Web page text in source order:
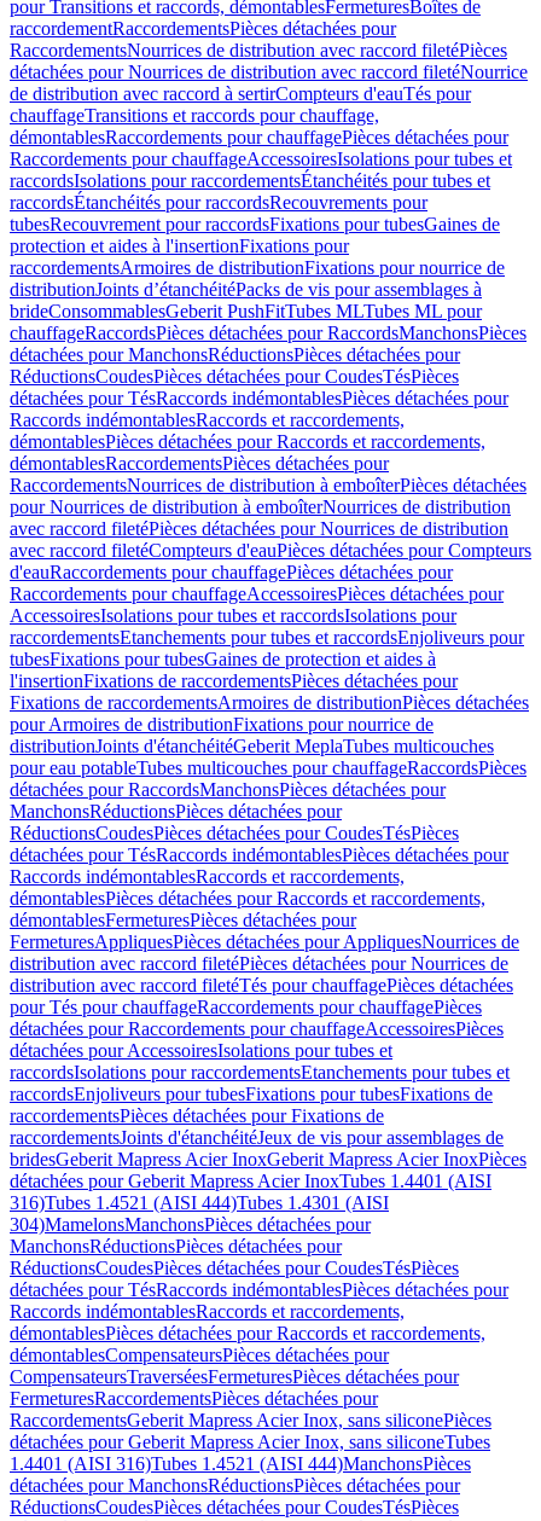
pour Transitions et raccords, démontablesFermeturesBoîtes de
raccordementRaccordementsPièces détachées pour
RaccordementsNourrices de distribution avec raccord filetéPièces
détachées pour Nourrices de distribution avec raccord filetéNourrice
de distribution avec raccord à sertirCompteurs d'eauTés pour
chauffageTransitions et raccords pour chauffage,
démontablesRaccordements pour chauffagePièces détachées pour
Raccordements pour chauffageAccessoiresIsolations pour tubes et
raccordsIsolations pour raccordementsÉtanchéités pour tubes et
raccordsÉtanchéités pour raccordsRecouvrements pour
tubesRecouvrement pour raccordsFixations pour tubesGaines de
protection et aides à l'insertionFixations pour
raccordementsArmoires de distributionFixations pour nourrice de
distributionJoints d’étanchéitéPacks de vis pour assemblages à
brideConsommablesGeberit PushFitTubes MLTubes ML pour
chauffageRaccordsPièces détachées pour RaccordsManchonsPièces
détachées pour ManchonsRéductionsPièces détachées pour
RéductionsCoudesPièces détachées pour CoudesTésPièces
détachées pour TésRaccords indémontablesPièces détachées pour
Raccords indémontablesRaccords et raccordements,
démontablesPièces détachées pour Raccords et raccordements,
démontablesRaccordementsPièces détachées pour
RaccordementsNourrices de distribution à emboîterPièces détachées
pour Nourrices de distribution à emboîterNourrices de distribution
avec raccord filetéPièces détachées pour Nourrices de distribution
avec raccord filetéCompteurs d'eauPièces détachées pour Compteurs
d'eauRaccordements pour chauffagePièces détachées pour
Raccordements pour chauffageAccessoiresPièces détachées pour
AccessoiresIsolations pour tubes et raccordsIsolations pour
raccordementsEtanchements pour tubes et raccordsEnjoliveurs pour
tubesFixations pour tubesGaines de protection et aides à
l'insertionFixations de raccordementsPièces détachées pour
Fixations de raccordementsArmoires de distributionPièces détachées
pour Armoires de distributionFixations pour nourrice de
distributionJoints d'étanchéitéGeberit MeplaTubes multicouches
pour eau potableTubes multicouches pour chauffageRaccordsPièces
détachées pour RaccordsManchonsPièces détachées pour
ManchonsRéductionsPièces détachées pour
RéductionsCoudesPièces détachées pour CoudesTésPièces
détachées pour TésRaccords indémontablesPièces détachées pour
Raccords indémontablesRaccords et raccordements,
démontablesPièces détachées pour Raccords et raccordements,
démontablesFermeturesPièces détachées pour
FermeturesAppliquesPièces détachées pour AppliquesNourrices de
distribution avec raccord filetéPièces détachées pour Nourrices de
distribution avec raccord filetéTés pour chauffagePièces détachées
pour Tés pour chauffageRaccordements pour chauffagePièces
détachées pour Raccordements pour chauffageAccessoiresPièces
détachées pour AccessoiresIsolations pour tubes et
raccordsIsolations pour raccordementsEtanchements pour tubes et
raccordsEnjoliveurs pour tubesFixations pour tubesFixations de
raccordementsPièces détachées pour Fixations de
raccordementsJoints d'étanchéitéJeux de vis pour assemblages de
bridesGeberit Mapress Acier InoxGeberit Mapress Acier InoxPièces
détachées pour Geberit Mapress Acier InoxTubes 1.4401 (AISI
316)Tubes 1.4521 (AISI 444)Tubes 1.4301 (AISI
304)MamelonsManchonsPièces détachées pour
ManchonsRéductionsPièces détachées pour
RéductionsCoudesPièces détachées pour CoudesTésPièces
détachées pour TésRaccords indémontablesPièces détachées pour
Raccords indémontablesRaccords et raccordements,
démontablesPièces détachées pour Raccords et raccordements,
démontablesCompensateursPièces détachées pour
CompensateursTraverséesFermeturesPièces détachées pour
FermeturesRaccordementsPièces détachées pour
RaccordementsGeberit Mapress Acier Inox, sans siliconePièces
détachées pour Geberit Mapress Acier Inox, sans siliconeTubes
1.4401 (AISI 316)Tubes 1.4521 (AISI 444)ManchonsPièces
détachées pour ManchonsRéductionsPièces détachées pour
RéductionsCoudesPièces détachées pour CoudesTésPièces